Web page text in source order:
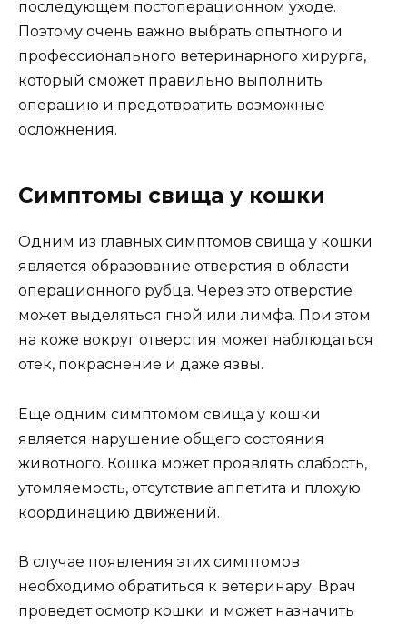
последующем постоперационном уходе.
Поэтому очень важно выбрать опытного и
профессионального ветеринарного хирурга,
который сможет правильно выполнить
операцию и предотвратить возможные
осложнения.
Симптомы свища у кошки
Одним из главных симптомов свища у кошки
является образование отверстия в области
операционного рубца. Через это отверстие
может выделяться гной или лимфа. При этом
на коже вокруг отверстия может наблюдаться
отек, покраснение и даже язвы.
Еще одним симптомом свища у кошки
является нарушение общего состояния
животного. Кошка может проявлять слабость,
утомляемость, отсутствие аппетита и плохую
координацию движений.
В случае появления этих симптомов
необходимо обратиться к ветеринару. Врач
проведет осмотр кошки и может назначить